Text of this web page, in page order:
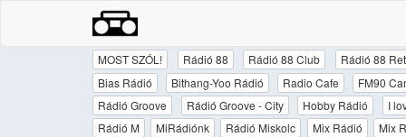
MOST SZÓL! Rádió 88 Rádió 88 Club Rádió 88
Bias Rádió
Bithang-Yoo Rádió Radio Cafe FM90
Rádió Groove
Rádió Groove - City Hobby Rádió I
Rádió M
MiRádiónk Rádió Miskolc Mix Rádió Mix